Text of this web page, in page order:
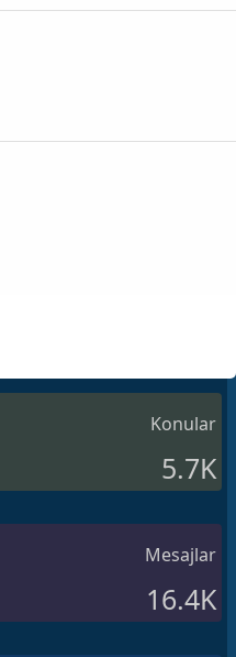
Konular
5.7K
Mesajlar
16.4K